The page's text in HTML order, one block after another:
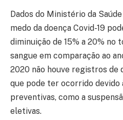
Dados do Ministério da
medo da doença Covid-19
diminuição de 15% a 20% no
sangue em comparação ao
2020 não houve registros de
que pode ter ocorrido devido
preventivas, como a
eletivas.